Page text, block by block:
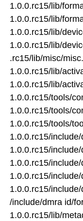
1.0.0.rc15/lib/
1.0.0.rc15/lib/
1.0.0.rc15/lib/
1.0.0.rc15/lib/
.rc15/lib/misc/
1.0.0.rc15/lib/
1.0.0.rc15/lib/
1.0.0.rc15/tools/
1.0.0.rc15/tools/
1.0.0.rc15/tools/
1.0.0.rc15/
1.0.0.rc15/
1.0.0.rc15/
1.0.0.rc15/
1.0.0.rc15/
/include/dmra id/
1.0.0.rc15/lib/